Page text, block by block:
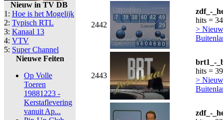
Nieuw in TV DB
1: Hoe is het Mogelijk
2: Typisch RTL
3: Kanaal 13
4: VTV
5: Super Channel
Nieuwe Feiten
Op Volle
Toeren
19881223 -
Kerstaflevering
vanuit Ap...
2442
zdf_-
hits =
>
2443
brt1_-
hits =
>
zdf_-